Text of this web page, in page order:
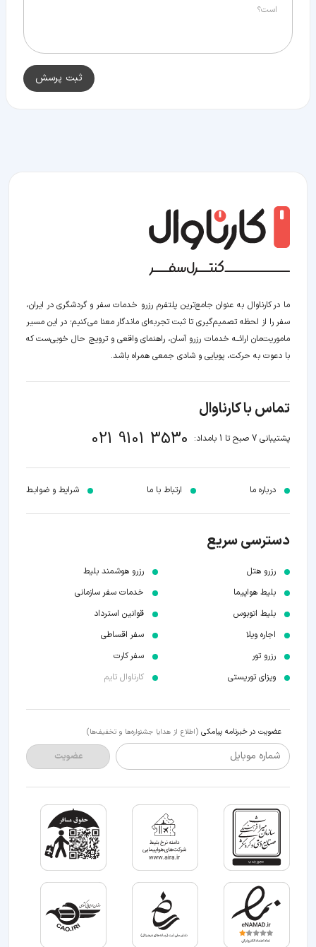
ثبت پرسش
ما در کارناوال به عنوان جامع‌ترین پلتفرم رزرو خدمات سفر و گردشگری در ایران،
سفر را از لحظه‌ تصمیم‌گیری تا ثبت تجربه‌ای ماندگار معنا می‌کنیم؛ در این مسیر‍
ماموریت‌مان اراﺋــﻪ خدمات رزرو آسان، راهنمای واقعی و ترویج حال خوبی‌ست که
با دعوت به حرکت، پویایی و شادی جمعی همراه باشد.
تماس با کارناوال
پشتیبانی 7 صبح تا 1 بامداد: 021 9101 3530
درباره ما ارتباط با ما شرایط و ضوابـط
دسترسی سریع
رزرو هتل
بلیط هواپیما
بلیط اتوبوس
اجاره ویلا
رزرو تور
ویزای توریستی
رزرو هوشمند بلیط
خدمات سفر سازمانی
قوانین استرداد
سفر اقساطی
سفر کارت
کارناوال تایم
عضویت در خبرنامه پیامکی (اطلاع از هدایا جشنواره‌ها و تخفیف‌ها)
شماره موبایل عضویت